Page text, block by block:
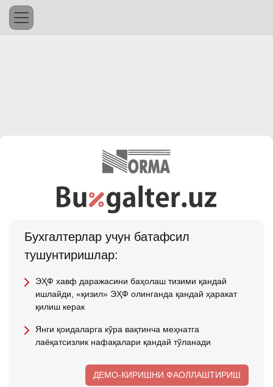
Бухгалтерлар учун батафсил
тушунтиришлар:
ЭҲФ хавф даражасини баҳолаш тизими қандай
ишлайди, «қизил» ЭҲФ олинганда қандай ҳаракат
қилиш керак
Янги қоидаларга кўра вақтинча меҳнатга
лаёқатсизлик нафақалари қандай тўланади
ДЕМО-КИРИШНИ ФАОЛЛАШТИРИШ